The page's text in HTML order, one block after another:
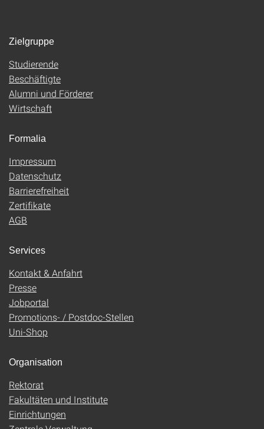
Zielgruppe
Studierende
Beschäftigte
Alumni und Förderer
Wirtschaft
Formalia
Impressum
Datenschutz
Barrierefreiheit
Zertifikate
AGB
Services
Kontakt & Anfahrt
Presse
Jobportal
Promotions- / Postdoc-Stellen
Uni-Shop
Organisation
Rektorat
Fakultäten und Institute
Einrichtungen